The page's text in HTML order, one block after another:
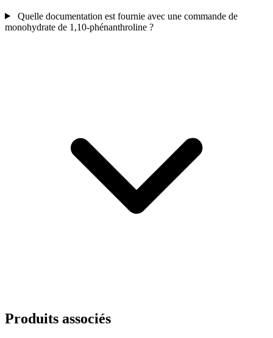
Quelle documentation est fournie avec une commande de
monohydrate de 1,10-phénanthroline ?
Produits associés